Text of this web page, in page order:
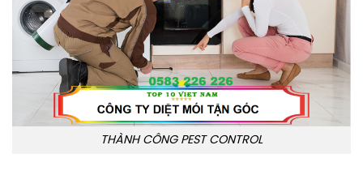
THÀNH CÔNG PEST CONTROL